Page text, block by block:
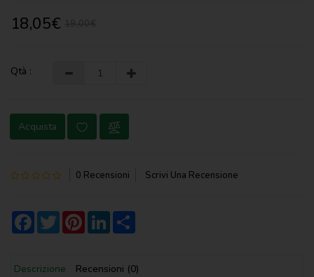
MEDITAZIONE
E
NOVENA
PERGAMENE
PREGHIERE
PARROCCHIALI
18,05€
Qtà :
Acquista
0 Recensioni Scrivi Una Recensione
FacebookTwitterPinterestLinkedIn
Descrizione Recensioni (0)